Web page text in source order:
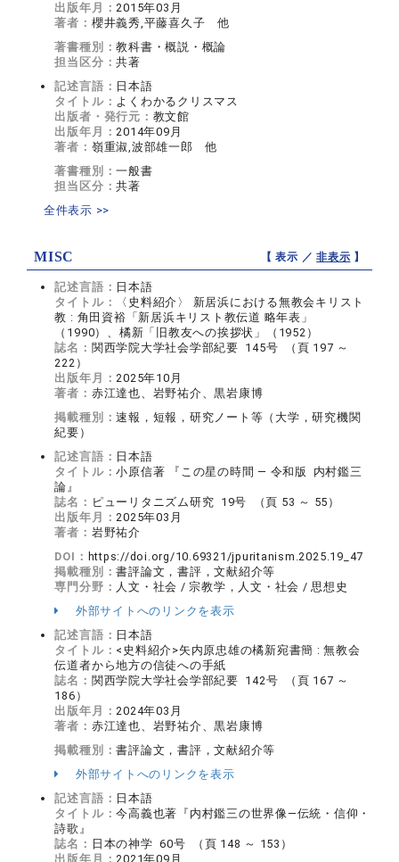
出版年月：2015年03月
著者： 櫻井義秀,平藤喜久子 他
著書種別：教科書・概説・概論
担当区分：共著
記述言語： 日本語
タイトル： よくわかるクリスマス
出版者・発行元： 教文館
出版年月：2014年09月
著者： 嶺重淑,波部雄一郎 他
著書種別：一般書
担当区分：共著
全件表示 >>
MISC 【 表示 ／非表示 】
記述言語： 日本語
タイトル：
〈史料紹介〉 新居浜における無教会キリスト
教 : 角田資裕「新居浜キリスト教伝道 略年表」
（1990）、橘新「旧教友への挨拶状」（1952）
誌名： 関西学院大学社会学部紀要 145号 （頁 197 ～
222）
出版年月：2025年10月
著者： 赤江達也、岩野祐介、黒岩康博
掲載種別：速報，短報，研究ノート等（大学，研究機関
紀要）
記述言語： 日本語
タイトル：小原信著 『この星の時間 ― 令和版 内村鑑三
論』
誌名： ピューリタニズム研究 19号 （頁 53 ～ 55）
出版年月：2025年03月
著者： 岩野祐介
DOI： https://doi.org/10.69321/jpuritanism.2025.19_47
掲載種別：書評論文，書評，文献紹介等
専門分野： 人文・社会 / 宗教学，人文・社会 / 思想史
外部サイトへのリンクを表示
記述言語： 日本語
タイトル： <史料紹介>矢内原忠雄の橘新宛書簡 : 無教会
伝道者から地方の信徒への手紙
誌名： 関西学院大学社会学部紀要 142号 （頁 167 ～
186）
出版年月：2024年03月
著者： 赤江達也、岩野祐介、黒岩康博
掲載種別：書評論文，書評，文献紹介等
外部サイトへのリンクを表示
記述言語： 日本語
タイトル：今高義也著『内村鑑三の世界像―伝統・信仰・
詩歌』
誌名： 日本の神学 60号 （頁 148 ～ 153）
出版年月： 2021年09月